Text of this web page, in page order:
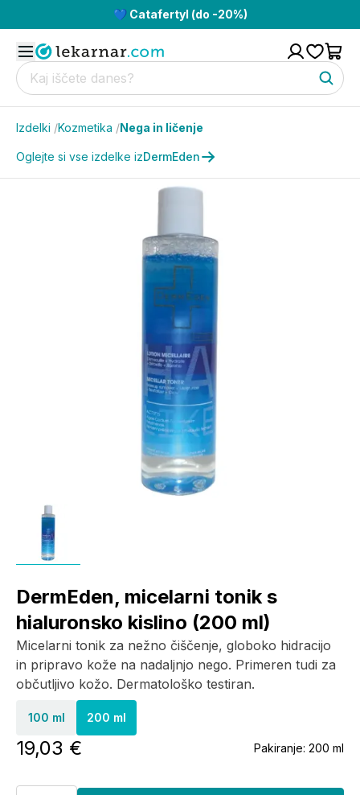
💙 Catafertyl (do -20%)
Izdelki /Kozmetika /Nega in ličenje
Oglejte si vse izdelke izDermEden
DermEden, micelarni tonik s
hialuronsko kislino (200 ml)
Micelarni tonik za nežno čiščenje, globoko hidracijo
in pripravo kože na nadaljnjo nego. Primeren tudi za
občutljivo kožo. Dermatološko testiran.
100 ml 200 ml
19,03 € Pakiranje: 200 ml